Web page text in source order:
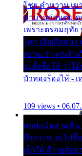
โชย คำหวาน เข
มาบานก่อนตูม ดุ
เพราะตรอมฤทัย
โศก เสียเถิดทอง
เขาจะว่า ลูกเจ้า
จะตั้งชื่อให้ ว่าไอ้
บัวทองร้องไห้ -
109 views •
พ่อส่งเงินสามพั
บ๊าย บาย จะไปซื้
เด็กใต้ ลีวายส์อย่